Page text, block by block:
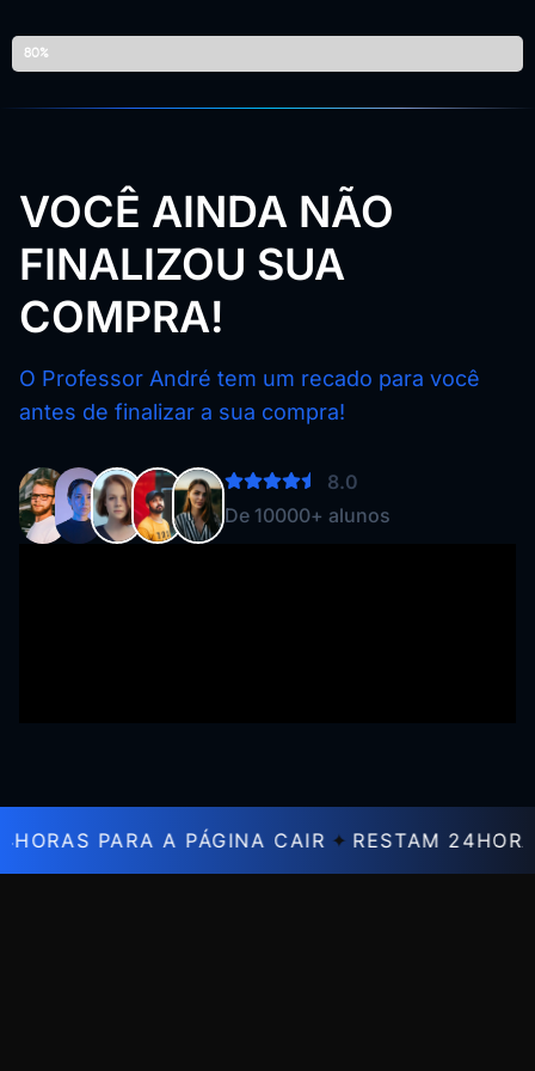
Falta pouco para concluir a sua compra
80%
VOCÊ AINDA NÃO
FINALIZOU SUA
COMPRA!
O Professor André tem um recado para você
antes de finalizar a sua compra!
8.0
De 10000+ alunos